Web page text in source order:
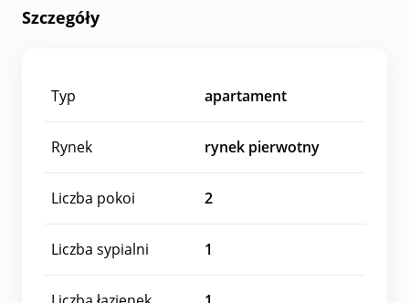
Szczegóły
Typ apartament
Rynek rynek pierwotny
Liczba pokoi 2
Liczba sypialni 1